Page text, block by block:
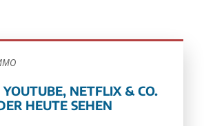
NETFLIX & CO.
HEUTE SEHEN